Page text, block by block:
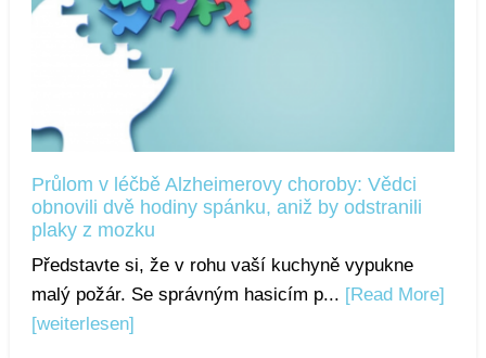
Průlom v léčbě Alzheimerovy choroby: Vědci
obnovili dvě hodiny spánku, aniž by odstranili
plaky z mozku
Představte si, že v rohu vaší kuchyně vypukne
malý požár. Se správným hasicím p... [Read More]
[weiterlesen]